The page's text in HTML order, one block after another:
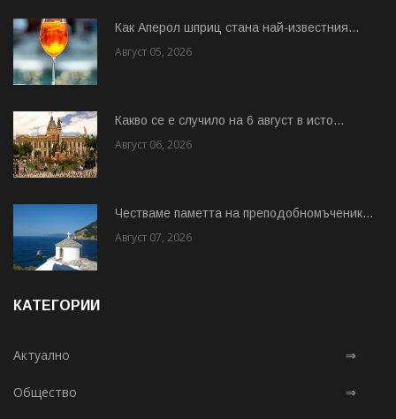
Как Аперол шприц стана най-известния...
Август 05, 2026
Какво се е случило на 6 август в исто...
Август 06, 2026
Честваме паметта на преподобномъченик...
Август 07, 2026
КАТЕГОРИИ
Актуално ⇒
Общество ⇒